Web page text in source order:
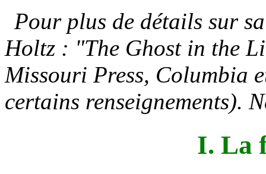
Pour plus de détails sur
Holtz : "The Ghost in the
Missouri Press, Columbia
certains renseignements).
I. La